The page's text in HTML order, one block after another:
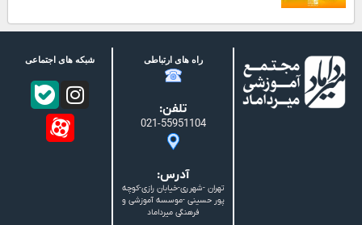
راه های ارتباطی
تلفن:
021-55951104
آدرس:
تهران -شهرری-خیابان رازی-کوچه
پور حسینی -موسسه آموزشی و
فرهنگی میرداماد
شبکه های اجتماعی